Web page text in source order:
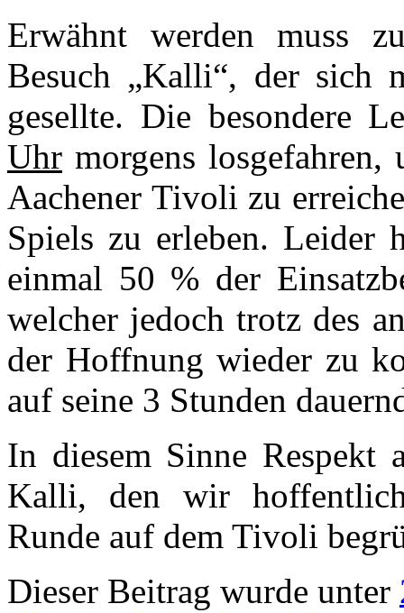
Erwähnt werden muss
Besuch „Kalli“, der sich
gesellte. Die besondere
Uhr morgens losgefahren,
Aachener Tivoli zu
Spiels zu erleben. Leider
einmal 50 % der
welcher jedoch trotz des
der Hoffnung wieder zu
auf seine 3 Stunden
In diesem Sinne Respekt
Kalli, den wir
Runde auf dem Tivoli
Dieser Beitrag wurde unter